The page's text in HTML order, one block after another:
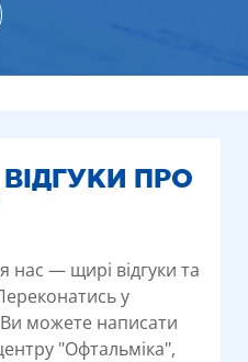
ВІДГУКИ ПРО
— щирі відгуки та
у
Ви можете написати
"Офтальміка",